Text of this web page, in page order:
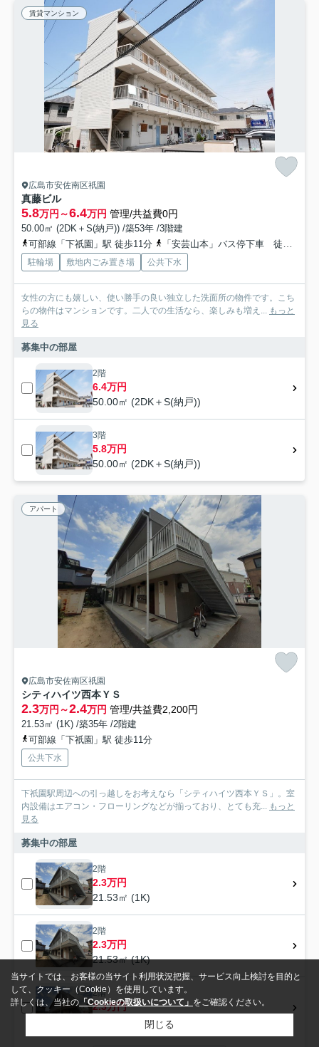
賃貸マンション
広島市安佐南区祇園
真藤ビル
5.8万円～6.4万円 管理/共益費0円
50.00㎡ (2DK＋S(納戸)) /築53年 /3階建
可部線「下祇園」駅 徒歩11分
「安芸山本」バス停下車 徒歩1分
駐輪場 敷地内ごみ置き場 公共下水
女性の方にも嬉しい、使い勝手の良い独立した洗面所の物件です。こち
らの物件はマンションです。二人での生活なら、楽しみも増え... もっと
見る
募集中の部屋
2階
6.4万円
50.00㎡ (2DK＋S(納戸))
3階
5.8万円
50.00㎡ (2DK＋S(納戸))
アパート
広島市安佐南区祇園
シティハイツ西本ＹＳ
2.3万円～2.4万円 管理/共益費2,200円
21.53㎡ (1K) /築35年 /2階建
可部線「下祇園」駅 徒歩11分
公共下水
下祇園駅周辺への引っ越しをお考えなら「シティハイツ西本ＹＳ」。室
内設備はエアコン・フローリングなどが揃っており、とても充... もっと
見る
募集中の部屋
2階
2.3万円
21.53㎡ (1K)
2階
2.3万円
21.53㎡ (1K)
2階
2.3万円
21.53㎡ (1K)
当サイトでは、お客様の当サイト利用状況把握、サービス向上検討を目的と
して、クッキー（Cookie）を使用しています。
詳しくは、当社の 「Cookieの取扱いについて」 をご確認ください。
閉じる